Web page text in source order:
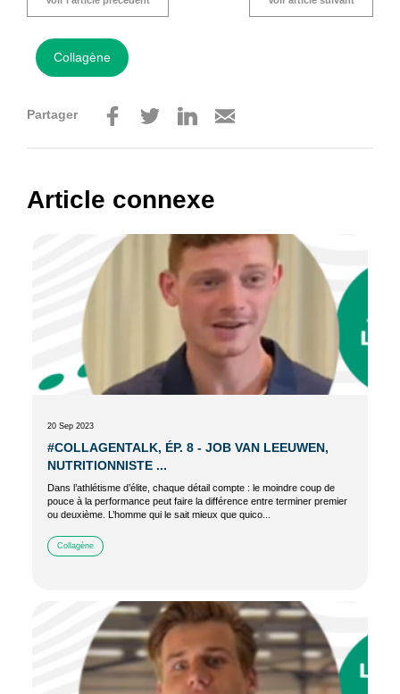
Collagène
Partager
Article connexe
20 Sep 2023
#COLLAGENTALK, ÉP. 8 - JOB VAN LEEUWEN,
NUTRITIONNISTE ...
Dans l’athlétisme d’élite, chaque détail compte : le moindre coup de
pouce à la performance peut faire la différence entre terminer premier
ou deuxième. L’homme qui le sait mieux que quico...
Collagène